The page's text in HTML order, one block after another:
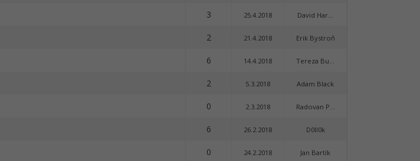
3 25.4.2018 David Har...
2 21.4.2018 Erik Bystroň
6 14.4.2018 Tereza Bu...
2 5.3.2018 Adam Black
0 2.3.2018 Radovan P...
6 26.2.2018 D0ll0k
0 24.2.2018 Jan Bartík